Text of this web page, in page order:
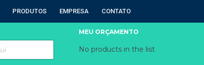
PRODUTOS EMPRESA CONTATO
MEU ORÇAMENTO
No products in the list